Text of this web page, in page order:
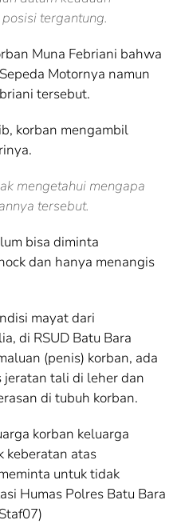
tergantung.
Muna Febriani bahwa
Motornya namun
tersebut.
korban mengambil
mengetahui mengapa
tersebut.
bisa diminta
dan hanya menangis
mayat dari
di RSUD Batu Bara
(penis) korban, ada
jeratan tali di leher dan
di tubuh korban.
korban keluarga
keberatan atas
untuk tidak
Humas Polres Batu Bara